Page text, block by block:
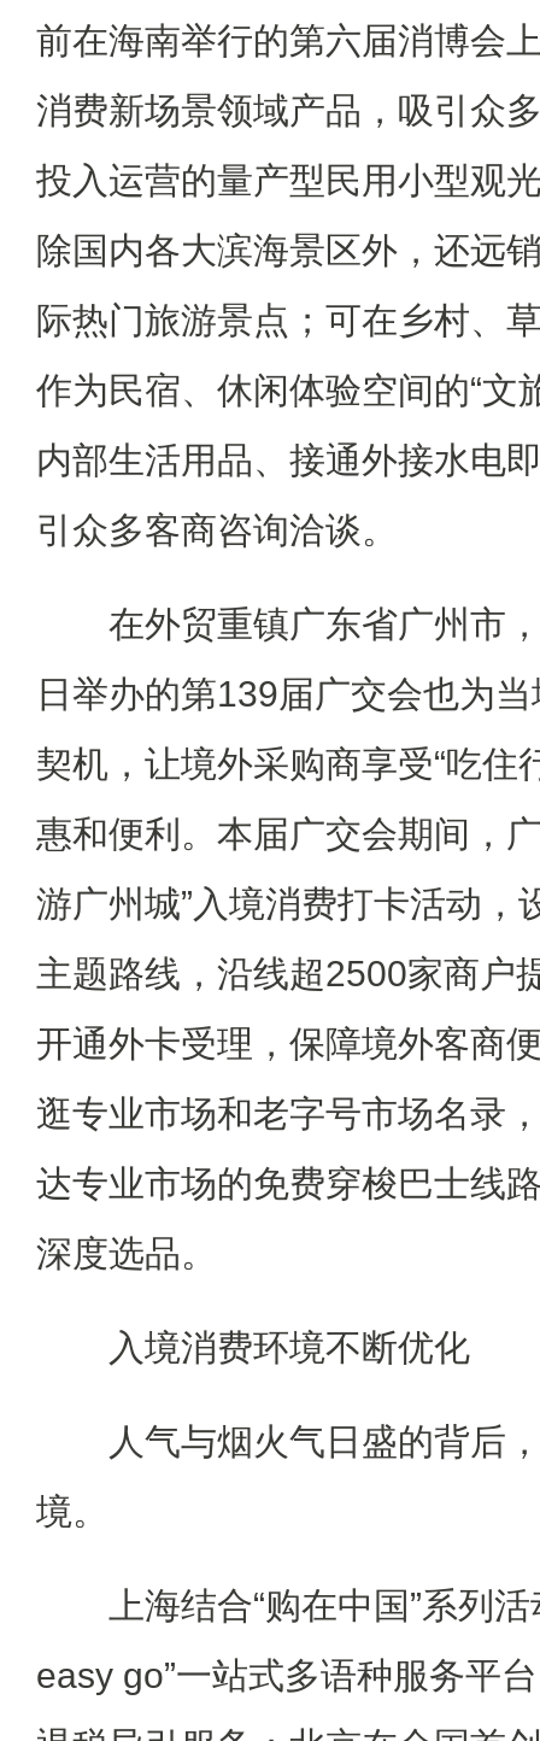
前在海南举行的第六届消博会
消费新场景领域产品，吸引众
投入运营的量产型民用小型观
除国内各大滨海景区外，还远
际热门旅游景点；可在乡村、
作为民宿、休闲体验空间的“文
内部生活用品、接通外接水
引众多客商咨询洽谈。
在外贸重镇广东省广州市，
日举办的第139届广交会也为
契机，让境外采购商享受“吃住
惠和便利。本届广交会期间，
游广州城”入境消费打卡活动，
主题路线，沿线超2500家商户
开通外卡受理，保障境外客商
逛专业市场和老字号市场名录
达专业市场的免费穿梭巴士线
深度选品。
入境消费环境不断优化
人气与烟火气日盛的背后，
境。
上海结合“购在中国”系列活
easy go”一站式多语种服务平